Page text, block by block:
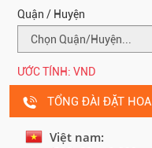
Quận / Huyện
ƯỚC TÍNH: VND
TỔNG ĐÀI ĐẶT HOA
Việt nam: